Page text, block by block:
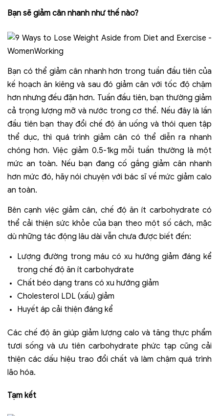
Bạn sẽ giảm cân nhanh như thế nào?
Bạn có thể giảm cân nhanh hơn trong tuần đầu tiên của
kế hoạch ăn kiêng và sau đó giảm cân với tốc độ chậm
hơn nhưng đều đặn hơn. Tuần đầu tiên, bạn thường giảm
cả trọng lượng mỡ và nước trong cơ thể. Nếu đây là lần
đầu tiên bạn thay đổi chế độ ăn uống và thói quen tập
thể dục, thì quá trình giảm cân có thể diễn ra nhanh
chóng hơn. Việc giảm 0.5-1kg mỗi tuần thường là một
mức an toàn. Nếu bạn đang cố gắng giảm cân nhanh
hơn mức đó, hãy nói chuyện với bác sĩ về mức giảm calo
an toàn.
Bên cạnh việc giảm cân, chế độ ăn ít carbohydrate có
thể cải thiện sức khỏe của bạn theo một số cách, mặc
dù những tác động lâu dài vẫn chưa được biết đến:
Lượng đường trong máu có xu hướng giảm đáng kể
trong chế độ ăn ít carbohydrate
Chất béo dạng trans có xu hướng giảm
Cholesterol LDL (xấu) giảm
Huyết áp cải thiện đáng kể
Các chế độ ăn giúp giảm lượng calo và tăng thực phẩm
tươi sống và ưu tiên carbohydrate phức tạp cũng cải
thiện các dấu hiệu trao đổi chất và làm chậm quá trình
lão hóa.
Tạm kết